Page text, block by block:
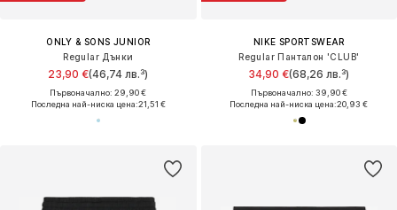
ONLY & SONS JUNIOR
Regular Дънки
23,90 €(46,74 лв.³)
Първоначално: 29,90 €
Последна най-ниска цена:21,51 €
NIKE SPORTSWEAR
Regular Панталон 'CLUB'
34,90 €(68,26 лв.³)
Първоначално: 39,90 €
Последна най-ниска цена:20,93 €